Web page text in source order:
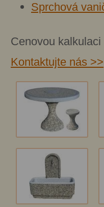
Sprchová
Cenovou kalkulaci
Kontaktujte nás >>